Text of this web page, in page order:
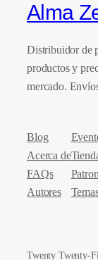
Alma
Distribuidor de
productos y
mercado.
Blog
Acerca de
FAQs
Autores
Twenty Twenty-